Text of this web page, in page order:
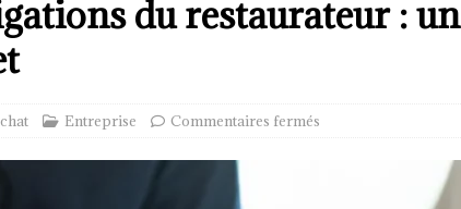
du restaurateur : un
Entreprise Commentaires fermés